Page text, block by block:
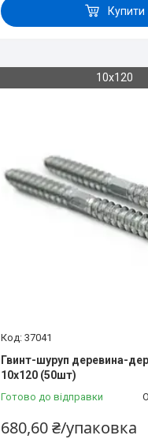
Купити
10х120
37041
Гвинт-шуруп деревина-
10х120 (50шт)
Готово до відправки
680,60 ₴/упаковка